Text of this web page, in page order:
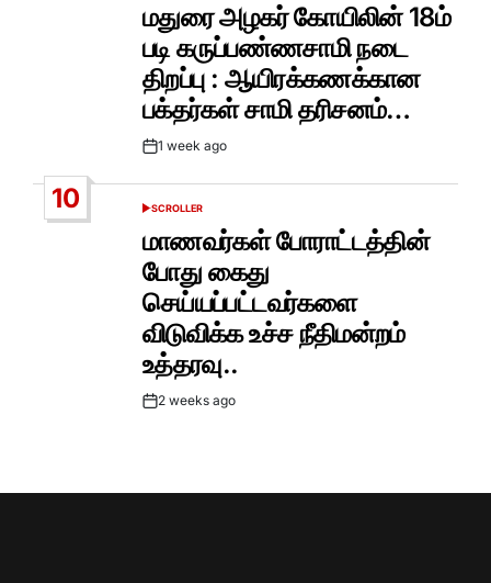
மதுரை அழகர் கோயிலின் 18ம்
படி கருப்பண்ணசாமி நடை
திறப்பு : ஆயிரக்கணக்கான
பக்தர்கள் சாமி தரிசனம்…
Post1 week ago
10
POSTED
SCROLLER
மாணவர்கள் போராட்டத்தின்
போது கைது
செய்யப்பட்டவர்களை
விடுவிக்க உச்ச நீதிமன்றம்
உத்தரவு..
Post2 weeks ago